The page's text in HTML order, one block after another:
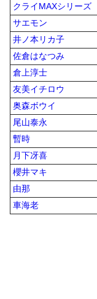
クライMAXシリーズ
サエモン
井ノ本リカ子
佐倉はなつみ
倉上淳士
友美イチロウ
奥森ボウイ
尾山泰永
暫時
月下冴喜
櫻井マキ
由那
車海老